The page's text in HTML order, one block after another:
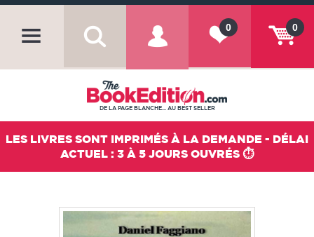
0
0
DE LA PAGE BLANCHE... AU BEST SELLER
LES LIVRES SONT IMPRIMÉS À LA DEMANDE - DÉLAI
ACTUEL : 3 À 5 JOURS OUVRÉS ⏱️